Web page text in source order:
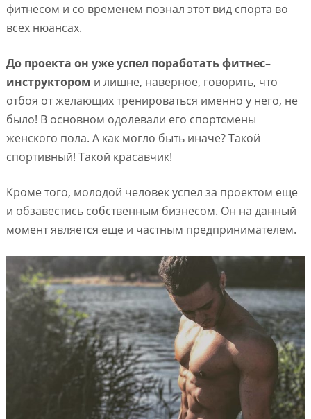
фитнесом и со временем познал этот вид спорта во
всех нюансах.
До проекта он уже успел поработать фитнес–
инструктором и лишне, наверное, говорить, что
отбоя от желающих тренироваться именно у него, не
было! В основном одолевали его спортсмены
женского пола. А как могло быть иначе? Такой
спортивный! Такой красавчик!
Кроме того, молодой человек успел за проектом еще
и обзавестись собственным бизнесом. Он на данный
момент является еще и частным предпринимателем.